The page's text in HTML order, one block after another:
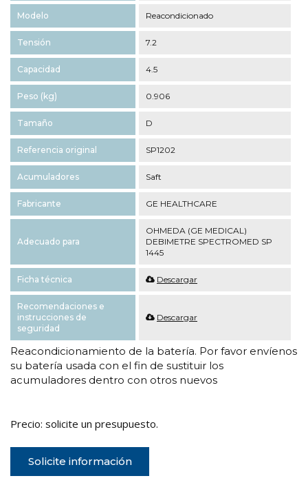
Modelo Reacondicionado
Tensión 7.2
Capacidad 4.5
Peso (kg) 0.906
Tamaño D
Referencia original SP1202
Acumuladores Saft
Fabricante GE HEALTHCARE
Adecuado para
OHMEDA (GE MEDICAL)
DEBIMETRE SPECTROMED SP
1445
Ficha técnica Descargar
Recomendaciones e
instrucciones de
seguridad
Descargar
Reacondicionamiento de la batería. Por favor envíenos
su batería usada con el fin de sustituir los
acumuladores dentro con otros nuevos
Precio: solicite un presupuesto.
Solicite información